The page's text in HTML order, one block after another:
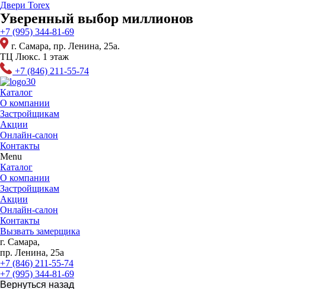
Перейти
к
содержимому
Двери Torex
Уверенный выбор миллионов
+7 (995) 344-81-69
г. Самара, пр. Ленина, 25а.
ТЦ Люкс. 1 этаж
+7 (846) 211-55-74
Каталог
О компании
Застройщикам
Акции
Онлайн-салон
Контакты
Menu
Каталог
О компании
Застройщикам
Акции
Онлайн-салон
Контакты
Вызвать замерщика
г. Самара,
пр. Ленина, 25а
+7 (846) 211-55-74
+7 (995) 344-81-69